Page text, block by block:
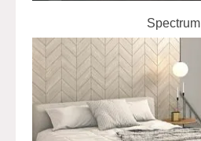
Spectrum